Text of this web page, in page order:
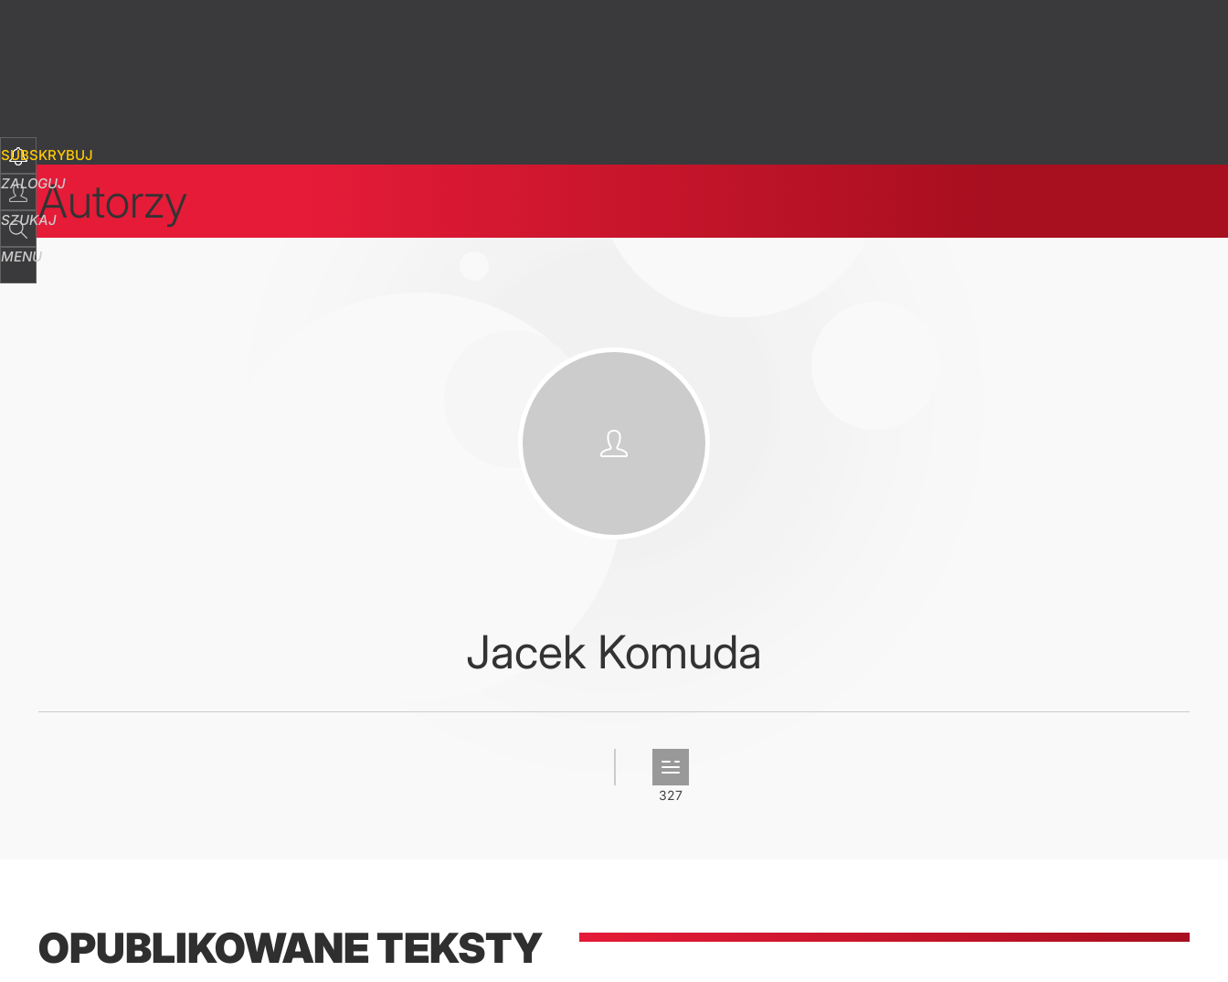
SUBSKRYBUJ
ZALOGUJ
SZUKAJ
MENU
Autorzy
Jacek Komuda
OPUBLIKOWANE TEKSTY